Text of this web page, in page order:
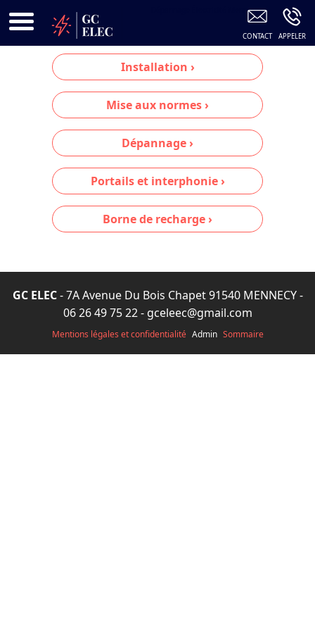
Dépannage Électricité Mennecy
Installation ›
Mise aux normes ›
Dépannage ›
Portails et interphonie ›
Borne de recharge ›
GC ELEC- 7A Avenue Du Bois Chapet 91540 MENNECY -
06 26 49 75 22- gceleec@gmail.com
Mentions légales et confidentialité Admin Sommaire